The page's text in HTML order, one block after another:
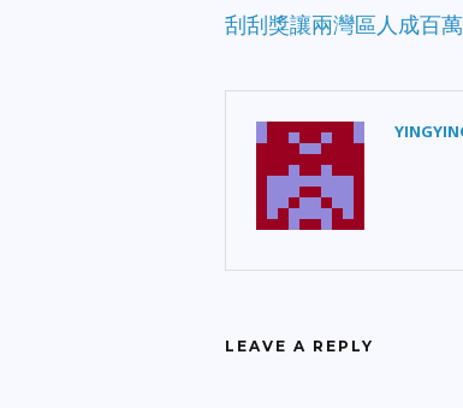
刮刮獎讓兩灣區人成百
LEAVE A REPLY